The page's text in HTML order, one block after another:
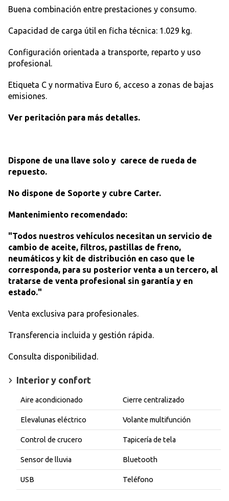
Buena combinación entre prestaciones y consumo.
Capacidad de carga útil en ficha técnica: 1.029 kg.
Configuración orientada a transporte, reparto y uso
profesional.
Etiqueta C y normativa Euro 6, acceso a zonas de bajas
emisiones.
Ver peritación para más detalles.
Dispone de una llave solo y carece de rueda de
repuesto.
No dispone de Soporte y cubre Carter.
Mantenimiento recomendado:
"Todos nuestros vehículos necesitan un servicio de
cambio de aceite, filtros, pastillas de freno,
neumáticos y kit de distribución en caso que le
corresponda, para su posterior venta a un tercero, al
tratarse de venta profesional sin garantía y en
estado."
Venta exclusiva para profesionales.
Transferencia incluida y gestión rápida.
Consulta disponibilidad.
Interior y confort
Aire acondicionado Cierre centralizado
Elevalunas eléctrico Volante multifunción
Control de crucero Tapicería de tela
Sensor de lluvia Bluetooth
USB Teléfono